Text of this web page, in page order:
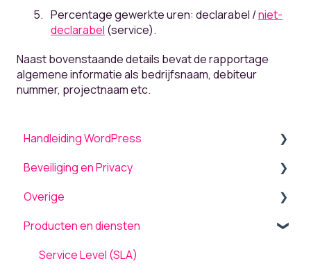
Percentage gewerkte uren: declarabel /niet-
declarabel (service).
Naast bovenstaande details bevat de rapportage
algemene informatie als bedrijfsnaam, debiteur
nummer, projectnaam etc.
Handleiding WordPress
Algemeen
Menu
Theme settings
Plugins
Beveiliging en Privacy
Beveiliging
Onderhoud en updates
TLS ondersteuning
Overige
Back-up terugplaatsen / herstellen
Tickets
Producten en diensten
Service Level (SLA)